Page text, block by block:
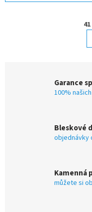
41
Garance
100%
Bleskové
objednávky
Kamenná
můžete si